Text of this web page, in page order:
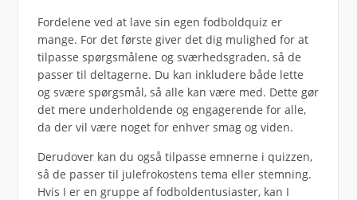
Fordelene ved at lave sin egen fodboldquiz er
mange. For det første giver det dig mulighed for at
tilpasse spørgsmålene og sværhedsgraden, så de
passer til deltagerne. Du kan inkludere både lette
og svære spørgsmål, så alle kan være med. Dette gør
det mere underholdende og engagerende for alle,
da der vil være noget for enhver smag og viden.
Derudover kan du også tilpasse emnerne i quizzen,
så de passer til julefrokostens tema eller stemning.
Hvis I er en gruppe af fodboldentusiaster, kan I